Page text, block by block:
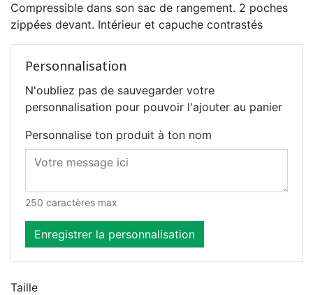
Compressible dans son sac de rangement. 2 poches
zippées devant. Intérieur et capuche contrastés
Personnalisation
N'oubliez pas de sauvegarder votre
personnalisation pour pouvoir l'ajouter au panier
Personnalise ton produit à ton nom
250 caractères max
Enregistrer la personnalisation
Taille